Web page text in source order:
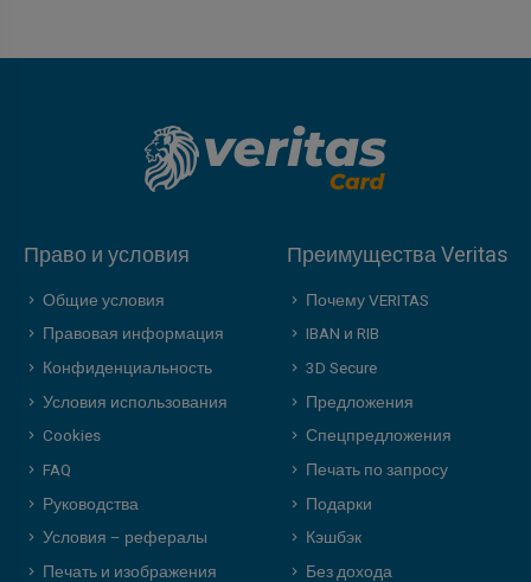
Право и условия
Общие условия
Правовая информация
Конфиденциальность
Условия использования
Cookies
FAQ
Руководства
Условия – рефералы
Печать и изображения
Преимущества Veritas
Почему VERITAS
IBAN и RIB
3D Secure
Предложения
Спецпредложения
Печать по запросу
Подарки
Кэшбэк
Без дохода